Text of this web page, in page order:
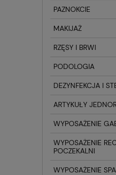
PAZNOKCIE
MAKIJAŻ
RZĘSY I BRWI
PODOLOGIA
DEZYNFEKCJA I
ARTYKUŁY
WYPOSAŻENIE
WYPOSAŻENIE
POCZEKALNI
WYPOSAŻENIE SPA